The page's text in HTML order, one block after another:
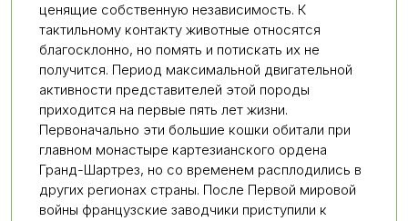
ценящие собственную независимость. К
тактильному контакту животные относятся
благосклонно, но помять и потискать их не
получится. Период максимальной двигательной
активности представителей этой породы
приходится на первые пять лет жизни.
Первоначально эти большие кошки обитали при
главном монастыре картезианского ордена
Гранд-Шартрез, но со временем расплодились в
других регионах страны. После Первой мировой
войны французские заводчики приступили к